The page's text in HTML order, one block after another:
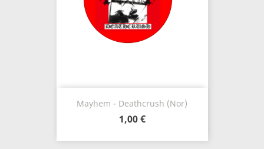
Mayhem - Deathcrush (Nor)
1,00 €